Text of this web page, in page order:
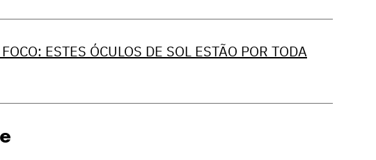
ESTES ÓCULOS DE SOL ESTÃO POR TODA